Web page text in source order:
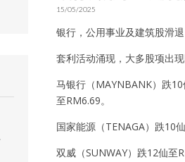
15/05/2025
银行，公用事业及建筑股滑
套利活动涌现，大多股项出
马银行（MAYNBANK）跌
至RM6.69。
国家能源（TENAGA）跌10
双威（SUNWAY）跌12仙至